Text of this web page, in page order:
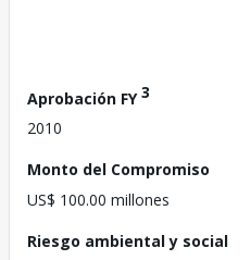
Aprobación FY3
2010
Monto del Compromiso
US$ 100.00 millones
Riesgo ambiental y social